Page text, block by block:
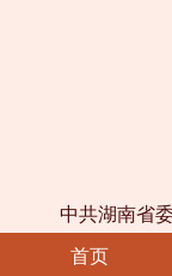
中共湖南省
首页